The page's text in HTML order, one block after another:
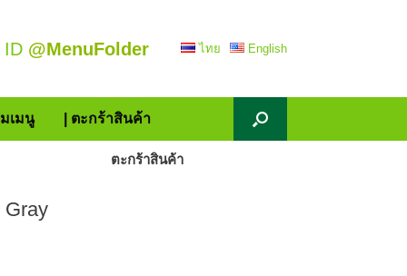
ID @MenuFolder ไทย English
เมนู | ตะกร้าสินค้า
ตะกร้าสินค้า